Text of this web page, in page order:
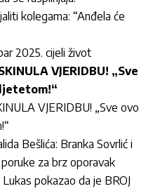
kolegama: “Anđela će
2025. cijeli život
VJERIDBU! „Sve
VJERIDBU! „Sve ovo
Bešlića: Branka Sovrlić i
za brz oporavak
pokazao da je BROJ